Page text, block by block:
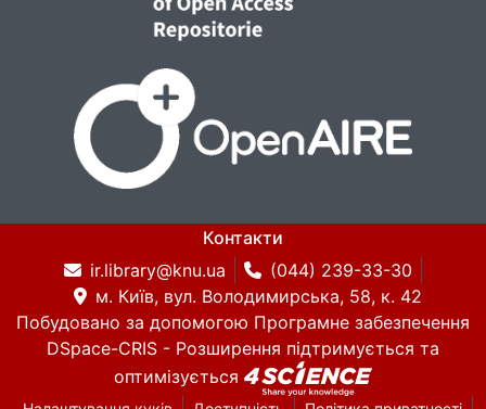
Контакти
ir.library@knu.ua
(044) 239-33-30
м. Київ, вул. Володимирська, 58, к. 42
Побудовано за допомогою Програмне забезпечення
DSpace-CRIS - Розширення підтримується та
оптимізується